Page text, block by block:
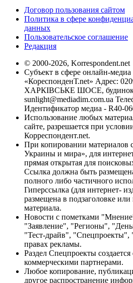
Договор пользования сайтом
Политика в сфере
данных
Пользовательское соглашение
Редакция
© 2000-2026, Korrespondent.net
Субъект в сфере онлайн-
«КореспонденТ.net» Адрес:
ХАРКІВСЬКЕ ШОСЕ, будинок
sunlight@mediadim.com.ua
Идентификатор медиа - R40-
Использование любых
сайте, разрешается при
Корреспондент.net.
При копировании материалов
Украины и мира», для
прямая открытая для
Ссылка должна быть
полного либо частичного
Гиперссылка (для интернет-
размещена в подзаголовке или
материала.
Новости с пометками
"Заявление", "Регионы",
"Тест-драйв",
правах рекламы.
Раздел Спецпроекты создается
коммерческими партнерами.
Любое копирование,
другое распространение